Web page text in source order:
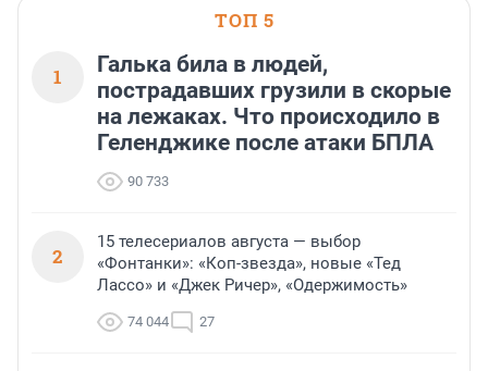
ТОП 5
1
Галька била в людей,
пострадавших грузили в скорые
на лежаках. Что происходило в
Геленджике после атаки БПЛА
90 733
2
15 телесериалов августа — выбор
«Фонтанки»: «Коп-звезда», новые «Тед
Лассо» и «Джек Ричер», «Одержимость»
74 044 27